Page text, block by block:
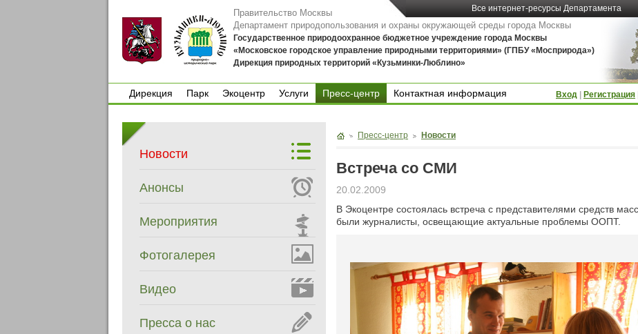
Все интернет-ресурсы Департамента
Правительство Москвы
Департамент природопользования и охраны окружающей среды города Москвы
Государственное природоохранное бюджетное учреждение города Москвы
«Московское городское управление природными территориями» (ГПБУ «Мосприрода»)
Дирекция природных территорий «Кузьминки-Люблино»
Дирекция
Парк
Экоцентр
Услуги
Пресс-центр
Контактная информация
Вход Регистрация
Новости
Анонсы
Мероприятия
Фотогалерея
Видео
Пресса о нас
Пресс-центр Новости
Встреча со СМИ
20.02.2009
В Экоцентре состоялась встреча с представителями средств
были журналисты, освещающие актуальные проблемы ООПТ.